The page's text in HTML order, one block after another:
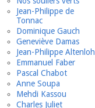
Jean-Philippe de
Tonnac
Dominique Gauch
Geneviève Damas
Jean-Philippe Altenloh
Emmanuel Faber
Pascal Chabot
Anne Soupa
Mehdi Kassou
Charles Juliet